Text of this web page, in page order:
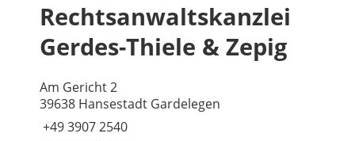
Rechtsanwaltskanzlei
Gerdes-Thiele & Zepig
Am Gericht 2
39638 Hansestadt Gardelegen
+49 3907 2540